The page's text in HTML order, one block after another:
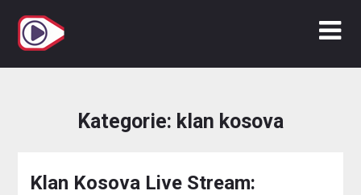
Inhalt
springen
Kategorie: klan kosova
Klan Kosova Live Stream: